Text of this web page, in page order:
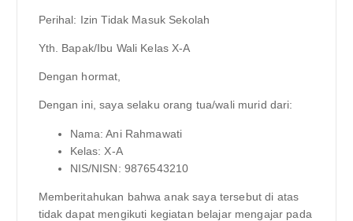
Perihal: Izin Tidak Masuk Sekolah
Yth. Bapak/Ibu Wali Kelas X-A
Dengan hormat,
Dengan ini, saya selaku orang tua/wali murid dari:
Nama: Ani Rahmawati
Kelas: X-A
NIS/NISN: 9876543210
Memberitahukan bahwa anak saya tersebut di atas
tidak dapat mengikuti kegiatan belajar mengajar pada